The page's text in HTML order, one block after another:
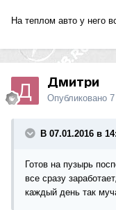
На теплом авто у него
Дмитри
Опубликовано
В 07.01.2016 в
Готов на пузырь
все сразу
каждый день так